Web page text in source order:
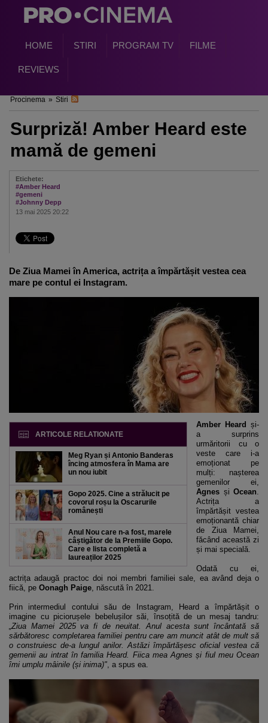
HOME STIRI PROGRAM TV FILME
REVIEWS
Procinema » Stiri
Surpriză! Amber Heard este
mamă de gemeni
Etichete:
#Amber Heard
#gemeni
#Johnny Depp
13 mai 2025 20:22
De Ziua Mamei în America, actrița a împărtășit vestea cea
mare pe contul ei Instagram.
ARTICOLE RELATIONATE
Meg Ryan și Antonio Banderas
încing atmosfera în Mama are
un nou iubit
Gopo 2025. Cine a strălucit pe
covorul roșu la Oscarurile
românești
Anul Nou care n-a fost, marele
câștigător de la Premiile Gopo.
Care e lista completă a
laureaților 2025
Amber Heard și-
a surprins
urmăritorii cu o
veste care i-a
emoționat pe
mulți: nașterea
gemenilor ei,
Agnes și Ocean.
Actrița a
împărtășit vestea
emoționantă chiar
de Ziua Mamei,
făcând această zi
și mai specială.
Odată cu ei,
actrița adaugă practoc doi noi membri familiei sale, ea având deja o
fiică, pe Oonagh Paige, născută în 2021.
Prin intermediul contului său de Instagram, Heard a împărtășit o
imagine cu piciorușele bebelușilor săi, însoțită de un mesaj tandru:
„Ziua Mamei 2025 va fi de neuitat. Anul acesta sunt încântată să
sărbătoresc completarea familiei pentru care am muncit atât de mult să
o construiesc de-a lungul anilor. Astăzi împărtășesc oficial vestea că
gemenii au intrat în familia Heard. Fiica mea Agnes și fiul meu Ocean
îmi umplu mâinile (și inima)", a spus ea.